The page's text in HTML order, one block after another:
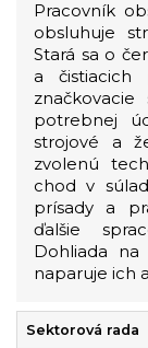
Pracovník
obsluhuje
Stará sa o
a čistiacich
potrebnej
strojové a
zvolenú
chod v
prísady a
ďalšie
Dohliada
naparuje ich
Sektorová rada